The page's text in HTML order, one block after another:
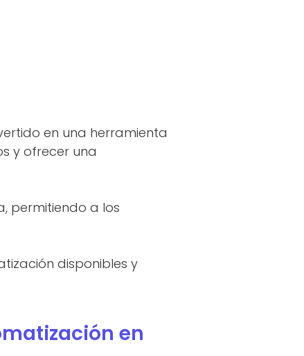
en una herramienta
y ofrecer una
permitiendo a los
disponibles y
en